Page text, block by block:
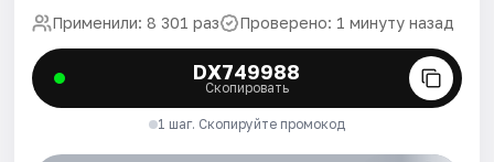
Применили: 8 301 раз Проверено: 1 минуту назад
DX749988
Скопировать
1 шаг. Скопируйте промокод